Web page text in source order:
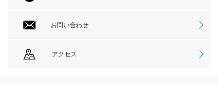
お問い合わせ
アクセス